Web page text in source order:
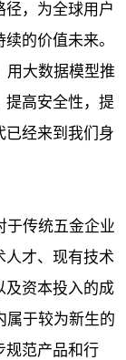
，为全球用户
的价值未来。
用大数据模型推
提高安全性，提
已经来到我们身
于传统五金企业
人才、现有技术
及资本投入的成
属于较为新生的
规范产品和行